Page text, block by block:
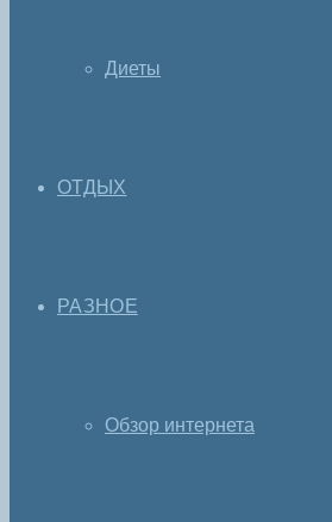
Диеты
ОТДЫХ
РАЗНОЕ
Обзор интернета